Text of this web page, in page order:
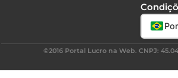
©2016 Portal Lucro na Web. CNPJ: